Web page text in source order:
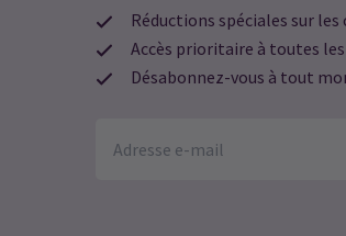
Réductions spéciales sur
Accès prioritaire à toutes
Désabonnez-vous à tout